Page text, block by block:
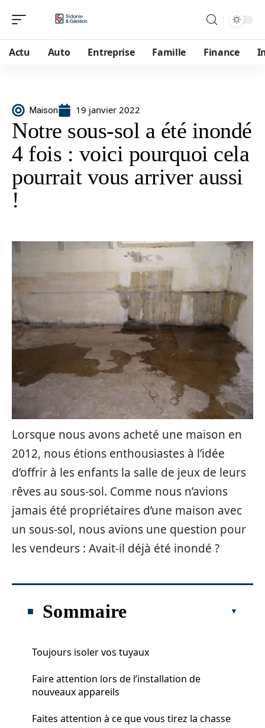
Actu Auto Entreprise Famille Finance
Maison 19 janvier 2022
Notre sous-sol a été inondé
4 fois : voici pourquoi cela
pourrait vous arriver aussi
!
Lorsque nous avons acheté une maison en
2012, nous étions enthousiastes à l’idée
d’offrir à les enfants la salle de jeux de leurs
rêves au sous-sol. Comme nous n’avions
jamais été propriétaires d’une maison avec
un sous-sol, nous avions une question pour
les vendeurs : Avait-il déjà été inondé ?
Sommaire
Toujours isoler vos tuyaux
Faire attention lors de l’installation de
nouveaux appareils
Faites attention à ce que vous tirez la chasse